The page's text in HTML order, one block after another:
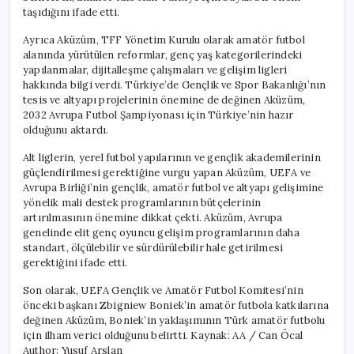
taşıdığını ifade etti.
Ayrıca Aküzüm, TFF Yönetim Kurulu olarak amatör futbol
alanında yürütülen reformlar, genç yaş kategorilerindeki
yapılanmalar, dijitalleşme çalışmaları ve gelişim ligleri
hakkında bilgi verdi. Türkiye’de Gençlik ve Spor Bakanlığı’nın
tesis ve altyapı projelerinin önemine de değinen Aküzüm,
2032 Avrupa Futbol Şampiyonası için Türkiye’nin hazır
olduğunu aktardı.
Alt liglerin, yerel futbol yapılarının ve gençlik akademilerinin
güçlendirilmesi gerektiğine vurgu yapan Aküzüm, UEFA ve
Avrupa Birliği’nin gençlik, amatör futbol ve altyapı gelişimine
yönelik mali destek programlarının bütçelerinin
artırılmasının önemine dikkat çekti. Aküzüm, Avrupa
genelinde elit genç oyuncu gelişim programlarının daha
standart, ölçülebilir ve sürdürülebilir hale getirilmesi
gerektiğini ifade etti.
Son olarak, UEFA Gençlik ve Amatör Futbol Komitesi’nin
önceki başkanı Zbigniew Boniek’in amatör futbola katkılarına
değinen Aküzüm, Boniek’in yaklaşımının Türk amatör futbolu
için ilham verici olduğunu belirtti. Kaynak: AA / Can Öcal
Author: Yusuf Arslan